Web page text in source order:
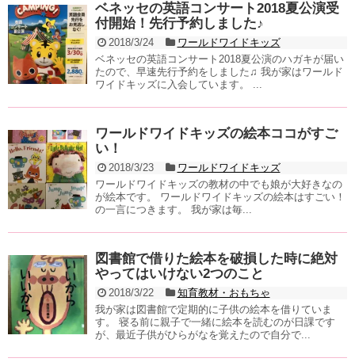
ベネッセの英語コンサート2018夏公演受
付開始！先行予約しました♪
2018/3/24
ワールドワイドキッズ
ベネッセの英語コンサート2018夏公演のハガキが届い
たので、早速先行予約をしました♫ 我が家はワールド
ワイドキッズに入会しています。 ...
ワールドワイドキッズの絵本ココがすご
い！
2018/3/23
ワールドワイドキッズ
ワールドワイドキッズの教材の中でも娘が大好きなの
が絵本です。 ワールドワイドキッズの絵本はすごい！
の一言につきます。 我が家は毎...
図書館で借りた絵本を破損した時に絶対
やってはいけない2つのこと
2018/3/22
知育教材・おもちゃ
我が家は図書館で定期的に子供の絵本を借りていま
す。 寝る前に親子で一緒に絵本を読むのが日課です
が、最近子供がひらがなを覚えたので自分で...